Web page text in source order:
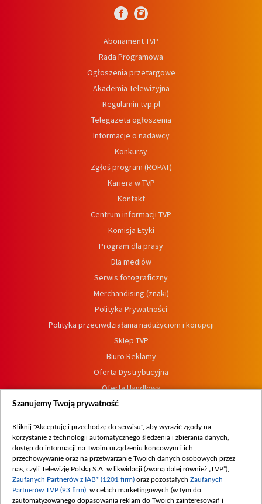
Abonament TVP
Rada Programowa
Ogłoszenia przetargowe
Akademia Telewizyjna
Regulamin tvp.pl
Telegazeta ogłoszenia
Informacje o nadawcy
Konkursy
Zgłoś program (ROPAT)
Kariera w TVP
Kontakt
Centrum informacji TVP
Komisja Etyki
Program dla prasy
Dla mediów
Serwis fotograficzny
Merchandising (znaki)
Polityka Prywatności
Polityka przeciwdziałania nadużyciom i korupcji
Sklep TVP
Biuro Reklamy
Oferta Dystrybucyjna
Oferta Handlowa
Dostępność
Procedura zgłoszeń wewnętrznych
Szanujemy Twoją prywatność
Kliknij "Akceptuję i przechodzę do serwisu", aby wyrazić zgody na
korzystanie z technologii automatycznego śledzenia i zbierania danych,
dostęp do informacji na Twoim urządzeniu końcowym i ich
przechowywanie oraz na przetwarzanie Twoich danych osobowych przez
nas, czyli Telewizję Polską S.A. w likwidacji (zwaną dalej również „TVP”),
Zaufanych Partnerów z IAB* (1201 firm) oraz pozostałych Zaufanych
Partnerów TVP (93 firm) , w celach marketingowych (w tym do
zautomatyzowanego dopasowania reklam do Twoich zainteresowań i